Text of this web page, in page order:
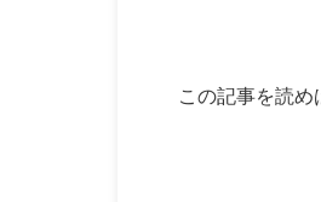
この記事を読